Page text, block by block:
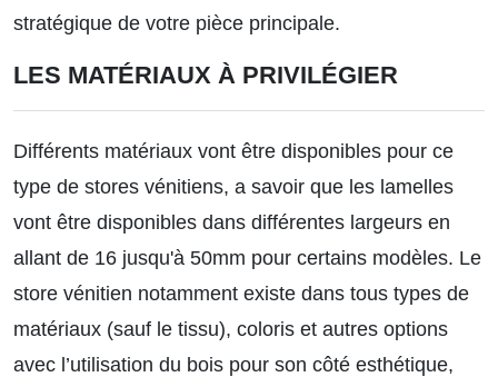
stratégique de votre pièce principale.
LES MATÉRIAUX À PRIVILÉGIER
Différents matériaux vont être disponibles pour ce
type de stores vénitiens, a savoir que les lamelles
vont être disponibles dans différentes largeurs en
allant de 16 jusqu'à 50mm pour certains modèles. Le
store vénitien notamment existe dans tous types de
matériaux (sauf le tissu), coloris et autres options
avec l’utilisation du bois pour son côté esthétique,